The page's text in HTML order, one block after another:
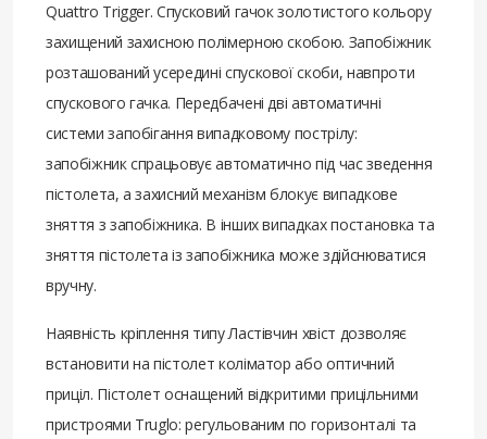
Quattro Trigger. Спусковий гачок золотистого кольору
захищений захисною полімерною скобою. Запобіжник
розташований усередині спускової скоби, навпроти
спускового гачка. Передбачені дві автоматичні
системи запобігання випадковому пострілу:
запобіжник спрацьовує автоматично під час зведення
пістолета, а захисний механізм блокує випадкове
зняття з запобіжника. В інших випадках постановка та
зняття пістолета із запобіжника може здійснюватися
вручну.
Наявність кріплення типу Ластівчин хвіст дозволяє
встановити на пістолет коліматор або оптичний
приціл. Пістолет оснащений відкритими прицільними
пристроями Truglo: регульованим по горизонталі та